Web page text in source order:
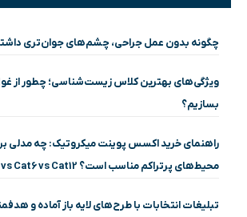
چگونه بدون عمل جراحی، چشم‌های جوان‌تری
ویژگی‌های بهترین کلاس زیست‌شناسی؛ چطور از
بسازیم؟
راهنمای خرید اکسس پوینت میکروتیک: چه مدلی
محیط‌های پرتراکم مناسب است؟ Cat4 vs Cat6 vs Cat12
تبلیغات انتخابات با طرح‌های لایه باز آماده و